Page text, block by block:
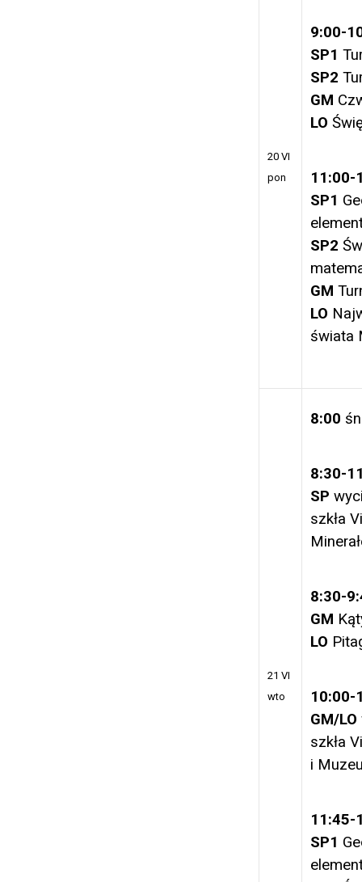
20 VI
pon
9:00-
SP1
SP2
GM
LO
11:00-
SP1
SP2
GM
LO
świata
21 VI
wto
8:00
8:30-
SP
szkła
8:30-
GM
LO
10:00-
GM/LO
szkła
i
11:45-
SP1